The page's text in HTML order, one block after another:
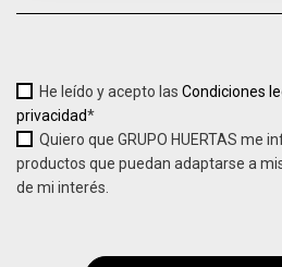
He leído y acepto las Condiciones
privacidad*
Quiero que GRUPO HUERTAS me
productos que puedan adaptarse a
de mi interés.